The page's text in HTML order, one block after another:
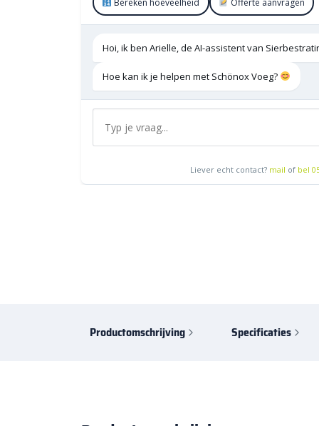
Hoi, ik ben Arielle, de AI-assistent van
Hoe kan ik je helpen met Schönox Voeg?
Liever echt contact? mail of bel
Productomschrijving Specificaties